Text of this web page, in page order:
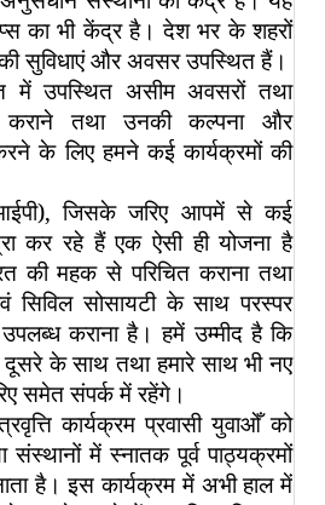
का भी केंद्र है। देश भर के शहरों
सुविधाएं और अवसर उपस्थित हैं।
में उपस्थित असीम अवसरों तथा
कराने तथा उनकी कल्पना और
के लिए हमने कई कार्यक्रमों की
जिसके जरिए आपमें से कई
कर रहे हैं एक ऐसी ही योजना है
की महक से परिचित कराना तथा
सिविल सोसायटी के साथ परस्पर
कराना है। हमें उम्मीद है कि
के साथ तथा हमारे साथ भी नए
समेत संपर्क में रहेंगे।
कार्यक्रम प्रवासी युवाओँ को
संस्थानों में स्नातक पूर्व पाठ्यक्रमों
है। इस कार्यक्रम में अभी हाल में